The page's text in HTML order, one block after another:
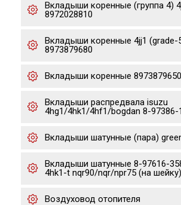
Вкладыши коренные (группа 4)
8972028810
Вкладыши коренные 4jj1 (grade-
8973879680
Вкладыши коренные 8973879650
Вкладыши распредвала isuzu
4hg1/4hk1/4hf1/bogdan 8-97386-
Вкладыши шатунные (пара)
Вкладыши шатунные 8-97616-
4hk1-t nqr90/nqr/npr75 (на
Воздуховод отопителя